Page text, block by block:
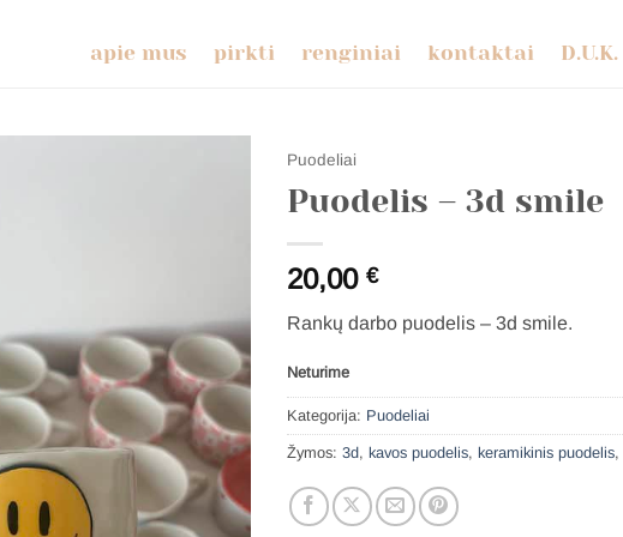
apie mus pirkti renginiai kontaktai D.U.K.
Puodeliai
Puodelis – 3d smile
20,00 €
Rankų darbo puodelis – 3d smile.
Neturime
Kategorija: Puodeliai
Žymos: 3d, kavos puodelis, keramikinis puodelis,